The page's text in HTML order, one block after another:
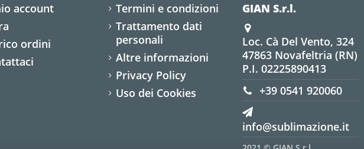
account
ordini
Termini e condizioni
Trattamento dati
personali
Altre informazioni
Privacy Policy
Uso dei Cookies
GIAN S.r.l.
Loc. Cà Del Vento, 324
47863 Novafeltria (RN)
P.I. 02225890413
+39 0541 920060
info@sublimazione.it